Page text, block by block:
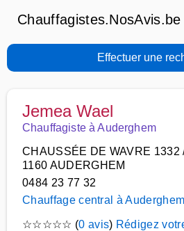
Chauffagistes.NosAvis.be
Effectuer une
Jemea Wael
Chauffagiste à Auderghem
CHAUSSÉE DE WAVRE 1332
1160 AUDERGHEM
0484 23 77 32
Chauffage central à Auderghem
☆☆☆☆☆ (0 avis) Rédigez